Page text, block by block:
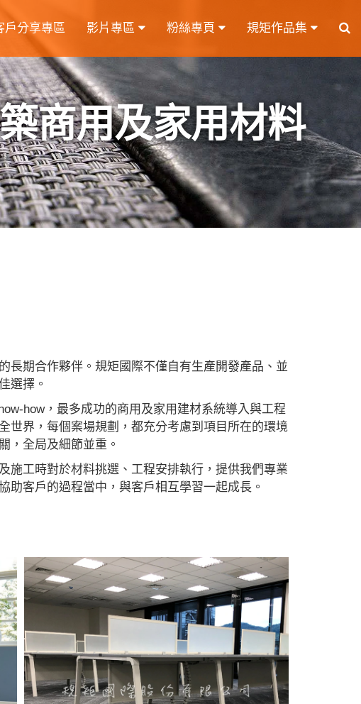
戶分享專區 影片專區 粉絲專頁 規矩作品集
商用及家用材料
長期合作夥伴。規矩國際不僅自有生產開發產品、並
選擇。
how，最多成功的商用及家用建材系統導入與工程
世界，每個案場規劃，都充分考慮到項目所在的環境
，全局及細節並重。
施工時對於材料挑選、工程安排執行，提供我們專業
客戶的過程當中，與客戶相互學習一起成長。